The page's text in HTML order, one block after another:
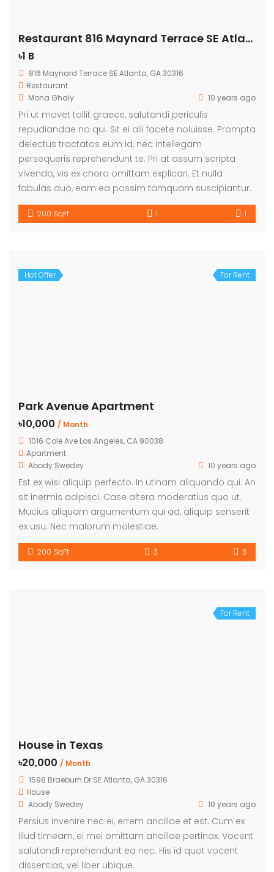
Restaurant 816 Maynard Terrace SE Atlanta
৳1 B
816 Maynard Terrace SE Atlanta, GA 30316
Restaurant
Mona Ghaly
10 years ago
Pri ut movet tollit graece, salutandi periculis
repudiandae no qui. Sit ei alii facete noluisse. Prompta
delectus tractatos eum id, nec intellegam
persequeris reprehendunt te. Pri at assum scripta
vivendo, vis ex choro omittam explicari. Et nulla
fabulas duo, eam ea possim tamquam suscipiantur.
200 SqFt 1 1
Hot Offer For Rent
Park Avenue Apartment
৳10,000 / Month
1016 Cole Ave Los Angeles, CA 90038
Apartment
Abody Swedey
10 years ago
Est ex wisi aliquip perfecto. In utinam aliquando qui. An
sit inermis adipisci. Case altera moderatius quo ut.
Mucius aliquam argumentum qui ad, aliquip senserit
ex usu. Nec malorum molestiae.
200 SqFt 3 3
For Rent
House in Texas
৳20,000 / Month
1598 Braeburn Dr SE Atlanta, GA 30316
House
Abody Swedey
10 years ago
Persius invenire nec ei, errem ancillae et est. Cum ex
illud timeam, ei mei omittam ancillae pertinax. Vocent
salutandi reprehendunt ea nec. His id quot vocent
dissentias, vel liber ubique.